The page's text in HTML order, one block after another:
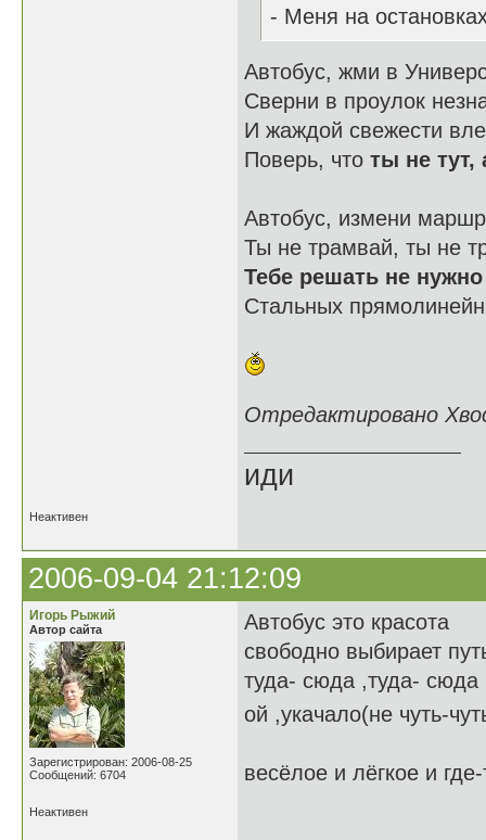
- Меня на
Автобус, жми в
Сверни в проулок
И жаждой свежести
Поверь, что ты не тут,
Автобус, измени
Ты не трамвай, ты не
Тебе решать не
Стальных
Отредактировано
иди
Неактивен
2006-09-04 21:12:09
Игорь Рыжий
Автор сайта
Зарегистрирован: 2006-08-25
Сообщений: 6704
Автобус это красота
свободно выбирает
туда- сюда ,туда- сюда
ой ,укачало(не чуть-
весёлое и лёгкое и
Неактивен